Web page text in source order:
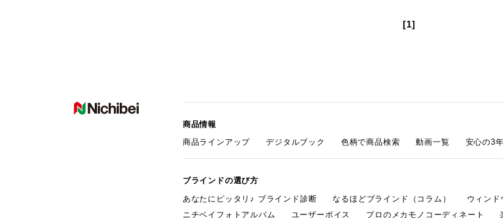
[1]
商品情報
商品ラインアップ
デジタルブック 色柄で商品検索 動画一覧 安心の3
ブラインドの選び方
あなたにピッタリ♪ ブラインド診断
なるほどブラインド（コラム） ウィンド
ニチベイフォトアルバム
ユーザーボイス プロのメカモノコーディネート